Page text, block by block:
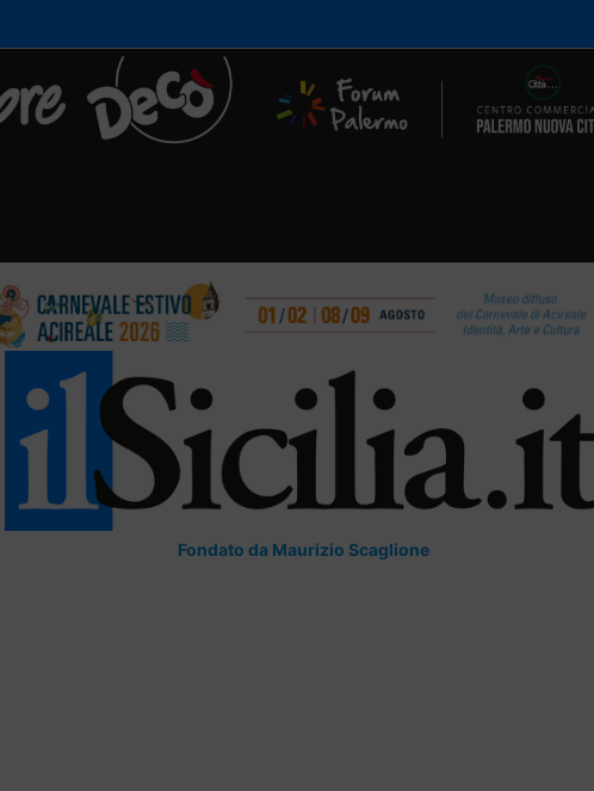
Fondato da Maurizio Scaglione